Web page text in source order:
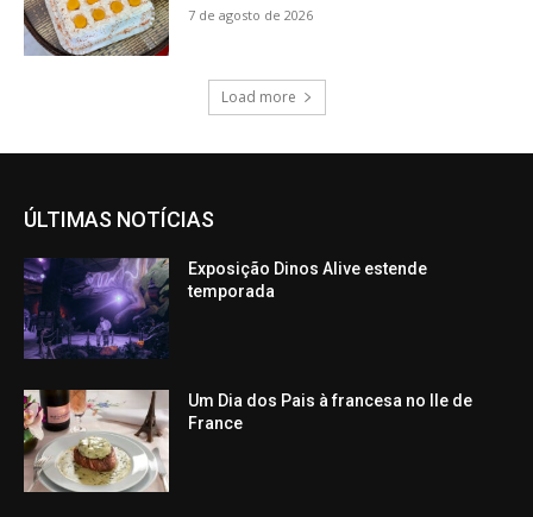
7 de agosto de 2026
Load more
ÚLTIMAS NOTÍCIAS
Exposição Dinos Alive estende
temporada
Um Dia dos Pais à francesa no Ile de
France